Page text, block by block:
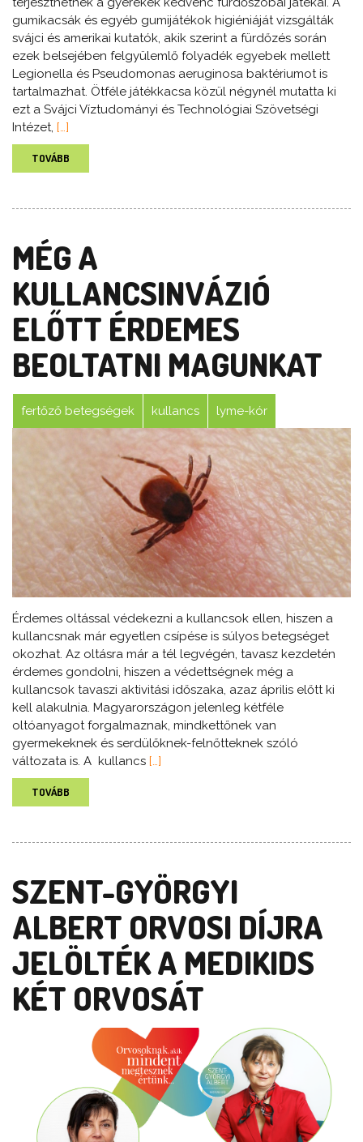
gumikacsák és egyéb gumijátékok higiéniáját vizsgálták
svájci és amerikai kutatók, akik szerint a fürdőzés során
ezek belsejében felgyülemlő folyadék egyebek mellett
Legionella és Pseudomonas aeruginosa baktériumot is
tartalmazhat. Ötféle játékkacsa közül négynél mutatta ki
ezt a Svájci Víztudományi és Technológiai Szövetségi
Intézet, […]
TOVÁBB
MÉG A
KULLANCSINVÁZIÓ
ELŐTT ÉRDEMES
BEOLTATNI MAGUNKAT
fertőző betegségek kullancs lyme-kór
Érdemes oltással védekezni a kullancsok ellen, hiszen a
kullancsnak már egyetlen csípése is súlyos betegséget
okozhat. Az oltásra már a tél legvégén, tavasz kezdetén
érdemes gondolni, hiszen a védettségnek még a
kullancsok tavaszi aktivitási időszaka, azaz április előtt ki
kell alakulnia. Magyarországon jelenleg kétféle
oltóanyagot forgalmaznak, mindkettőnek van
gyermekeknek és serdülőknek-felnőtteknek szóló
változata is. A kullancs […]
TOVÁBB
SZENT-GYÖRGYI
ALBERT ORVOSI DÍJRA
JELÖLTÉK A MEDIKIDS
KÉT ORVOSÁT